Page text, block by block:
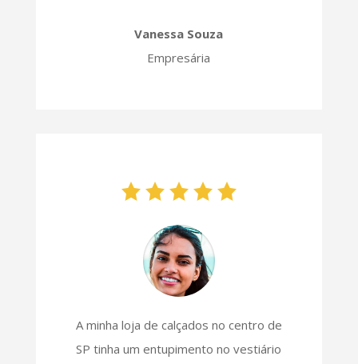
Vanessa Souza
Empresária
A minha loja de calçados no centro de
SP tinha um entupimento no vestiário